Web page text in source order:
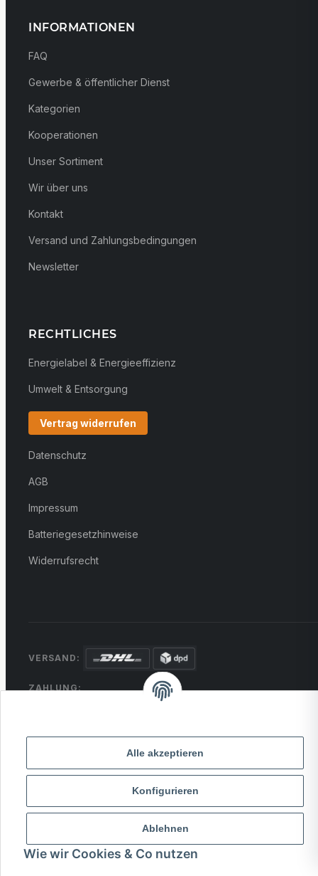
Alle akzeptieren
Konfigurieren
Ablehnen
Wie wir Cookies & Co nutzen
INFORMATIONEN
FAQ
Gewerbe & öffentlicher Dienst
Kategorien
Kooperationen
Unser Sortiment
Wir über uns
Kontakt
Versand und Zahlungsbedingungen
Newsletter
RECHTLICHES
Energielabel & Energieeffizienz
Umwelt & Entsorgung
Vertrag widerrufen
Datenschutz
AGB
Impressum
Batteriegesetzhinweise
Widerrufsrecht
VERSAND:
ZAHLUNG:
MasterCard
* Alle Preise inkl. gesetzlicher USt., zzgl.Versand
Powered byMD IT Solutions